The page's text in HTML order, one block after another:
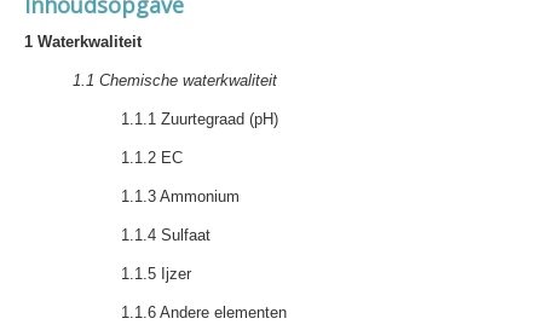
1 Waterkwaliteit
1.1 Chemische waterkwaliteit
1.1.1 Zuurtegraad (pH)
1.1.2 EC
1.1.3 Ammonium
1.1.4 Sulfaat
1.1.5 Ijzer
1.1.6 Andere elementen